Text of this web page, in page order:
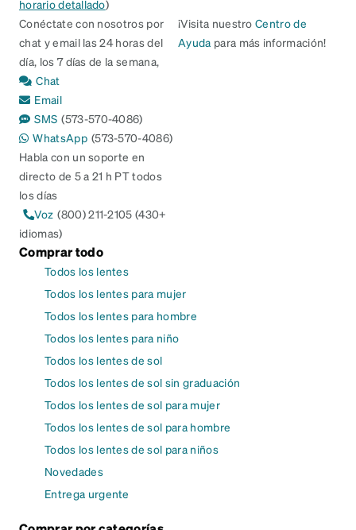
horario detallado)
Conéctate con nosotros por
chat y email las 24 horas del
día, los 7 días de la semana,
Chat
Email
SMS (573-570-4086)
WhatsApp (573-570-4086)
Habla con un soporte en
directo de 5 a 21 h PT todos
los días
Voz (800) 211-2105 (430+
idiomas)
¡Visita nuestroCentro de
Ayuda para más información!
Comprar todo
Todos los lentes
Todos los lentes para mujer
Todos los lentes para hombre
Todos los lentes para niño
Todos los lentes de sol
Todos los lentes de sol sin graduación
Todos los lentes de sol para mujer
Todos los lentes de sol para hombre
Todos los lentes de sol para niños
Novedades
Entrega urgente